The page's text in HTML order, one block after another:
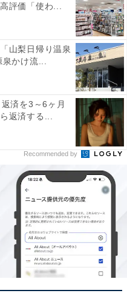
評価「使わ...
山梨日帰り温泉
泉かけ流...
済を3～6ヶ月
返済する...
Recommended by